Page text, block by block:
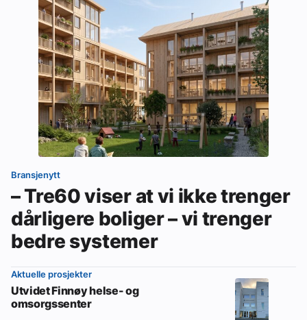
Bransjenytt
– Tre60 viser at vi ikke trenger
dårligere boliger – vi trenger
bedre systemer
Aktuelle prosjekter
Utvidet Finnøy helse- og
omsorgssenter